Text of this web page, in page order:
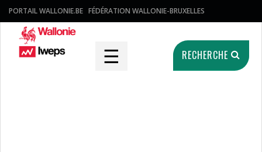
PORTAIL WALLONIE.BE FÉDÉRATION WALLONIE-BRUXELLES
☰ RECHERCHE